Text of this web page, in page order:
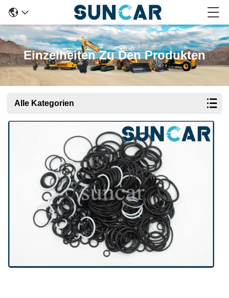
Einzelheiten Zu Den Produkten
Alle Kategorien